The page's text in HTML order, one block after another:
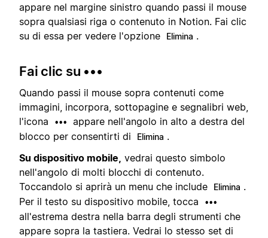
appare nel margine sinistro quando passi il mouse
sopra qualsiasi riga o contenuto in Notion. Fai clic
su di essa per vedere l'opzione
Elimina .
Fai clic su •••
Quando passi il mouse sopra contenuti come
immagini, incorpora, sottopagine e segnalibri web,
l'icona
•••
appare nell'angolo in alto a destra del
blocco per consentirti di
Elimina .
Su dispositivo mobile, vedrai questo simbolo
nell'angolo di molti blocchi di contenuto.
Toccandolo si aprirà un menu che include
Elimina .
Per il testo su dispositivo mobile, tocca
•••
all'estrema destra nella barra degli strumenti che
appare sopra la tastiera. Vedrai lo stesso set di